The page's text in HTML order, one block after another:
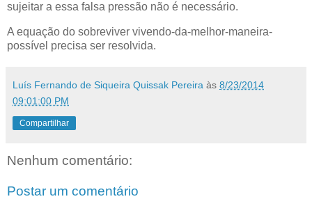
sujeitar a essa falsa pressão não é necessário.
A equação do sobreviver vivendo-da-melhor-maneira-
possível precisa ser resolvida.
Luís Fernando de Siqueira Quissak Pereira às 8/23/2014
09:01:00 PM
Compartilhar
Nenhum comentário:
Postar um comentário